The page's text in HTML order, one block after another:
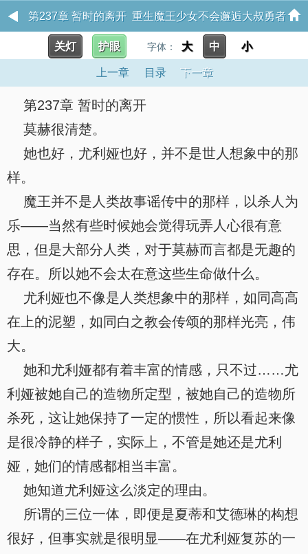
第237章 暂时的离开 重生魔王少女不会邂逅大叔勇者
关灯 护眼 字体： 大 中 小
上一章 目录 下一章
第237章 暂时的离开
莫赫很清楚。
她也好，尤利娅也好，并不是世人想象中的那
样。
魔王并不是人类故事谣传中的那样，以杀人为
乐——当然有些时候她会觉得玩弄人心很有意
思，但是大部分人类，对于莫赫而言都是无趣的
存在。所以她不会太在意这些生命做什么。
尤利娅也不像是人类想象中的那样，如同高高
在上的泥塑，如同白之教会传颂的那样光亮，伟
大。
她和尤利娅都有着丰富的情感，只不过……尤
利娅被她自己的造物所定型，被她自己的造物所
杀死，这让她保持了一定的惯性，所以看起来像
是很冷静的样子，实际上，不管是她还是尤利
娅，她们的情感都相当丰富。
她知道尤利娅这么淡定的理由。
所谓的三位一体，即便是夏蒂和艾德琳的构想
很好，但事实就是很明显——在尤利娅复苏的一